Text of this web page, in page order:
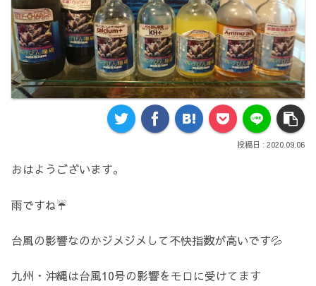
2020.09.06
おはようございます。
雨ですね☔
台風の影響なのかジメジメして不快指数が高いです💦
九州・沖縄は台風10号の影響をモロに受けてます